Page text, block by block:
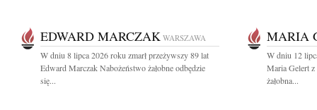
EDWARD MARCZAK WARSZAWA
W dniu 8 lipca 2026 roku zmarł przeżywszy 89 lat
Edward Marczak Nabożeństwo żałobne odbędzie
się...
MARIA
W dniu 12
Maria Gelert
żałobna...